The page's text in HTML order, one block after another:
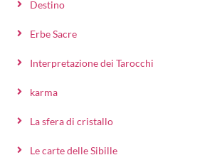
Destino
Erbe Sacre
Interpretazione dei Tarocchi
karma
La sfera di cristallo
Le carte delle Sibille